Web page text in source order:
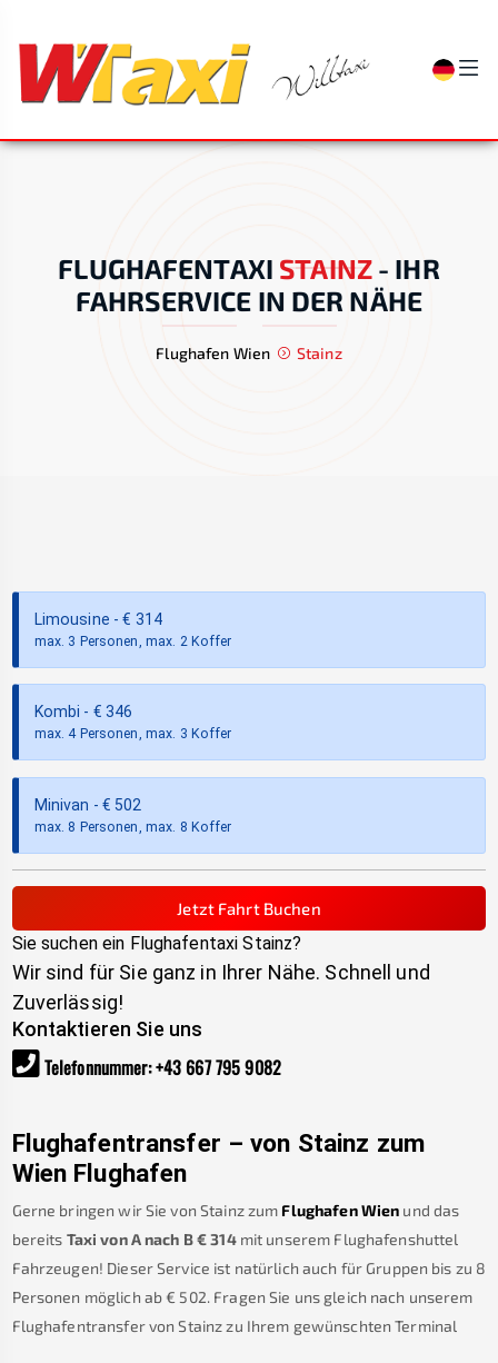
FLUGHAFENTAXI STAINZ- IHR
FAHRSERVICE IN DER NÄHE
Flughafen Wien Stainz
Limousine - € 314
max. 3 Personen, max. 2 Koffer
Kombi - € 346
max. 4 Personen, max. 3 Koffer
Minivan - € 502
max. 8 Personen, max. 8 Koffer
Jetzt Fahrt Buchen
Sie suchen ein Flughafentaxi Stainz?
Wir sind für Sie ganz in Ihrer Nähe. Schnell und
Zuverlässig!
Kontaktieren Sie uns
Telefonnummer:+43 667 795 9082
Flughafentransfer – von Stainz zum
Wien Flughafen
Gerne bringen wir Sie von Stainzzum Flughafen Wien und das
bereits Taxi von A nach B€314 mit unserem Flughafenshuttel
Fahrzeugen! Dieser Service ist natürlich auch für Gruppen bis zu 8
Personen möglich ab € 502. Fragen Sie uns gleich nach unserem
Flughafentransfer von Stainz zu Ihrem gewünschten Terminal